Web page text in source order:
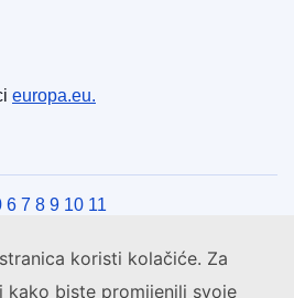
koristi kolačiće. Za
kako biste promijenili svoje
europa.eu.
7 8 9 10 11
na drugi način
obrascem za kontakt